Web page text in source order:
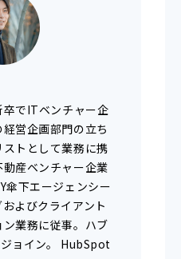
でITベンチャー企
営企画部門の立ち
ストとして業務に携
産ベンチャー企業
傘下エージェンシー
よびクライアント
業務に従事。ハブ
ョイン。 HubSpot